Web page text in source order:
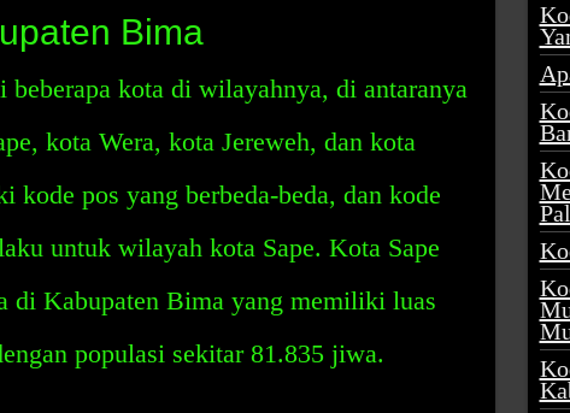
Bima
kota di wilayahnya, di antaranya
kota Wera, kota Jereweh, dan kota
kode pos yang berbeda-beda, dan kode
untuk wilayah kota Sape. Kota Sape
di Kabupaten Bima yang memiliki luas
populasi sekitar 81.835 jiwa.